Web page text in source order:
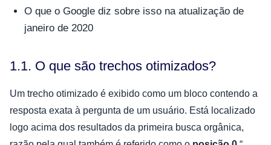
O que o Google diz sobre isso na atualização de
janeiro de 2020
1.1. O que são trechos otimizados?
Um trecho otimizado é exibido como um bloco contendo a
resposta exata à pergunta de um usuário. Está localizado
logo acima dos resultados da primeira busca orgânica,